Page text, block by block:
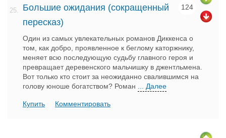
25.
Большие ожидания (сокращенный
пересказ)
124
Один из самых увлекательных романов Диккенса о
том, как добро, проявленное к беглому каторжнику,
меняет всю последующую судьбу главного героя и
превращает деревенского мальчишку в джентльмена.
Вот только кто стоит за неожиданно свалившимся на
голову юноше богатством? Роман
... Далее
Купить Комментировать